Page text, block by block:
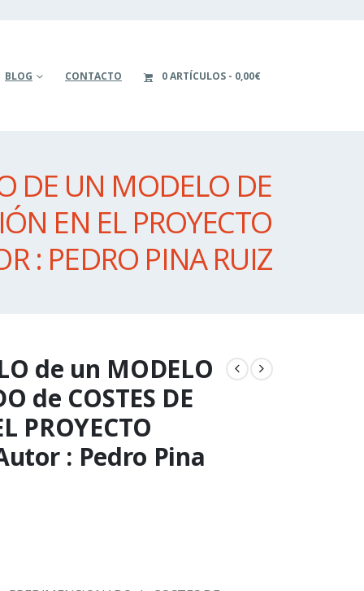
BLOG CONTACTO 0 ARTÍCULOS 0,00€
DE UN MODELO DE
EN EL PROYECTO
: PEDRO PINA RUIZ
de un MODELO
de COSTES DE
PROYECTO
: Pedro Pina